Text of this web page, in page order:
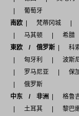
葡萄牙
南欧
梵蒂冈城
马其顿
希腊
東欧 / 俄罗斯
科
匈牙利
波斯
罗马尼亚
保
俄罗斯
中东 / 非洲
格鲁
土耳其
黎巴